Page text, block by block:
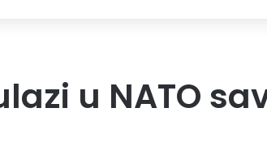
u NATO